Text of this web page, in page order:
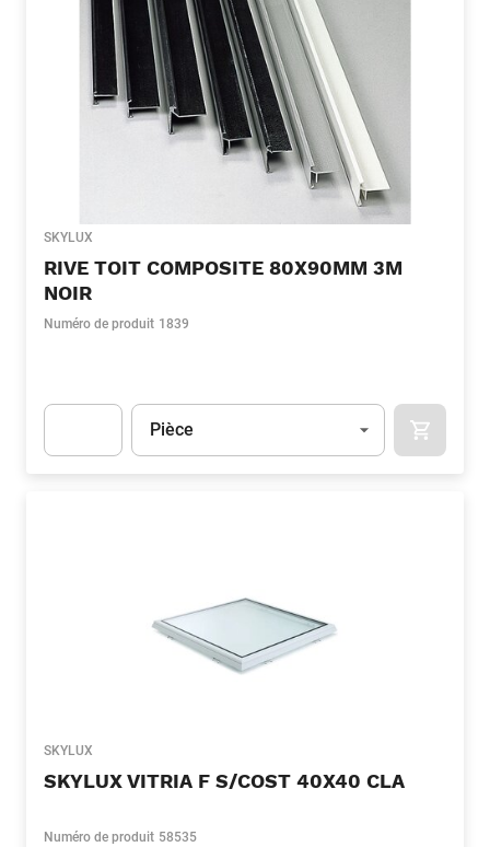
SKYLUX
RIVE TOIT COMPOSITE 80X90MM 3M
NOIR
Numéro de produit 1839
Unité
Pièce
SKYLUX
SKYLUX VITRIA F S/COST 40X40 CLA
Numéro de produit 58535